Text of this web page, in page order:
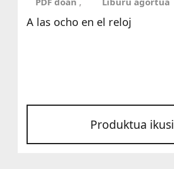
A las ocho en el reloj
Produktua ikusi